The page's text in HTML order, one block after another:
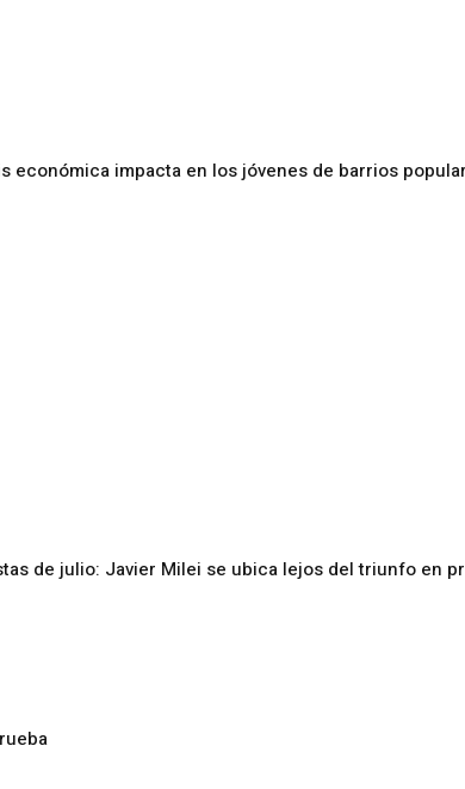
económica impacta en los jóvenes de barrios
de julio: Javier Milei se ubica lejos del triunfo en